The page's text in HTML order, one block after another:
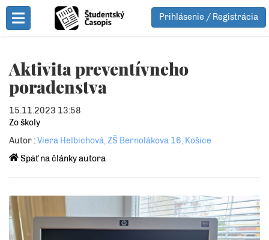
Toggle Menu
Prihlásenie / Registrácia
Aktivita preventívneho
poradenstva
15.11.2023 13:58
Zo školy
Autor :Viera Helbichová, ZŠ Bernolákova 16, Košice
Späť na články autora